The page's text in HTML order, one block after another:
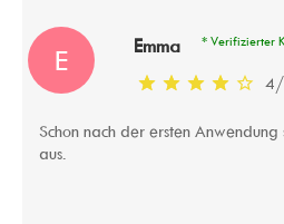
E Emma * Verifizierter
4/
Schon nach der ersten
aus.